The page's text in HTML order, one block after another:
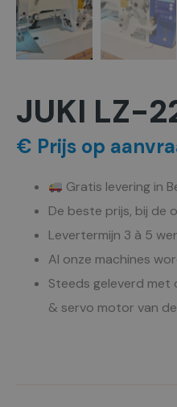
JUKI LZ-
€ Prijs op
Gratis levering in
De beste prijs, bij de
Levertermijn 3 à 5
Al onze machines
Steeds geleverd met
& servo motor van